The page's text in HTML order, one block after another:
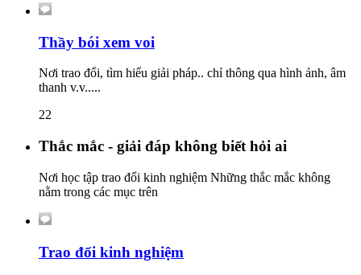
Thầy bói xem voi
Nơi trao đổi, tìm hiểu giải pháp.. chỉ thông qua hình ảnh, âm
thanh v.v.....
22
Thắc mắc - giải đáp không biết hỏi ai
Nơi học tập trao đổi kinh nghiệm Những thắc mắc không
nằm trong các mục trên
Trao đổi kinh nghiệm